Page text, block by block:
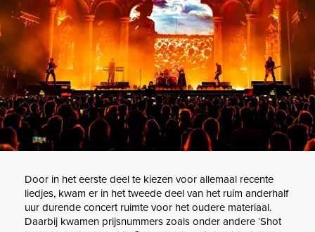
Door in het eerste deel te kiezen voor allemaal recente
liedjes, kwam er in het tweede deel van het ruim anderhalf
uur durende concert ruimte voor het oudere materiaal.
Daarbij kwamen prijsnummers zoals onder andere ‘Shot